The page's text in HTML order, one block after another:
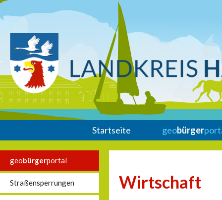
Startseite geobürger
geobürgerportal
Straßensperrungen Wirtschaft